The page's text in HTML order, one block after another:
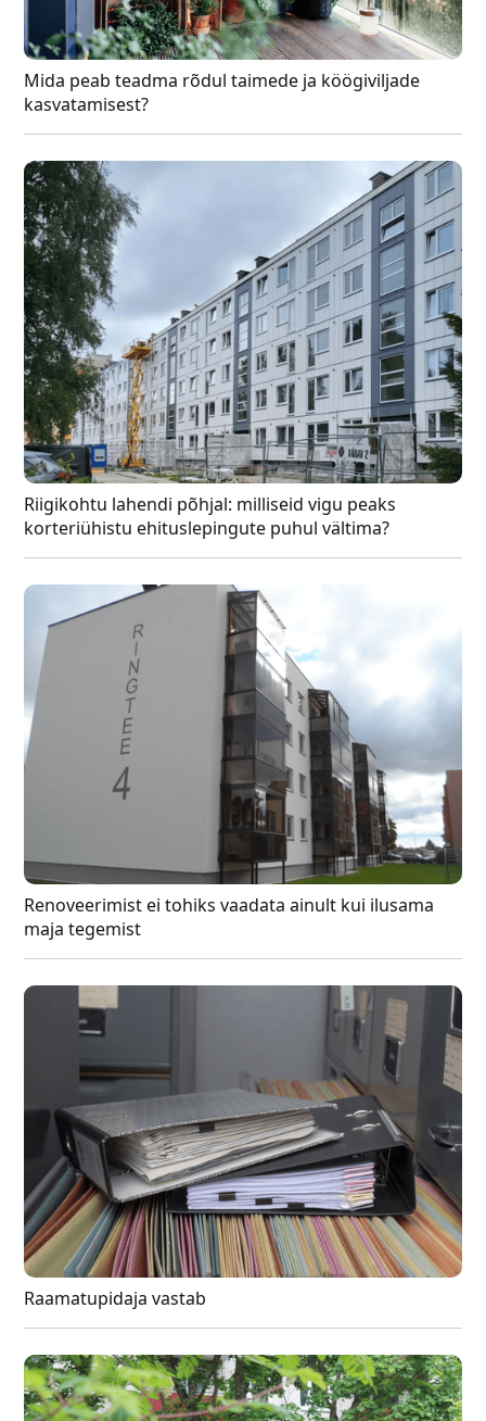
Mida peab teadma rõdul taimede ja köögiviljade
kasvatamisest?
Riigikohtu lahendi põhjal: milliseid vigu peaks
korteriühistu ehituslepingute puhul vältima?
Renoveerimist ei tohiks vaadata ainult kui ilusama
maja tegemist
Raamatupidaja vastab